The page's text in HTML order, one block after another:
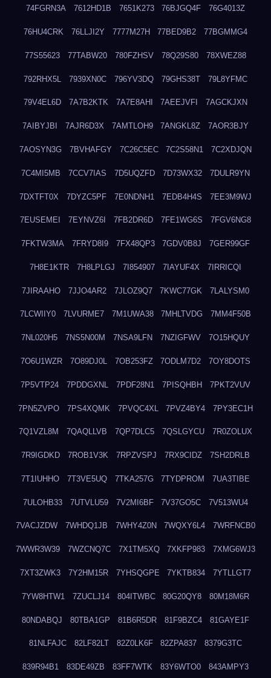
74FGRN3A 7612HD1B 7651K273 76BJGQ4F 76G4013Z
76HU4CRK 76LLJI2Y 7777M27H 77BED9B2 77BGMMG4
77S55623 77TABW20 780FZHSV 78Q29S80 78XWEZ88
792RHX5L 7939XN0C 796YV3DQ 79GHS38T 79L8YFMC
79V4EL6D 7A7B2KTK 7A7E8AHI 7AEEJVFI 7AGCKJXN
7AIBYJBI 7AJR6D3X 7AMTLOH9 7ANGKL8Z 7AOR3BJY
7AOSYN3G 7BVHAFGY 7C26C5EC 7C2S58N1 7C2XDJQN
7C4MI5MB 7CCV7IAS 7D5UQZFD 7D73WX32 7DULR9YN
7DXTFT0X 7DYZC5PF 7E0NDNH1 7EDB4H4S 7EE3M9WJ
7EUSEMEI 7EYNVZ6I 7FB2DR6D 7FE1WG6S 7FGV6NG8
7FKTW3MA 7FRYD8I9 7FX48QP3 7GDV0B8J 7GER99GF
7H8E1KTR 7H8LPLGJ 7I854907 7IAYUF4X 7IRRICQI
7JIRAAHO 7JJO4AR2 7JLOZ9Q7 7KWC77GK 7LALYSM0
7LCWIIY0 7LVURME7 7M1UWA38 7MHLTVDG 7MM4F50B
7NL020H5 7NS5N00M 7NSA9LFN 7NZIGFWV 7O15HQUY
7O6U1WZR 7O89DJ0L 7OB253FZ 7ODLM7D2 7OY8DOTS
7P5VTP24 7PDDGXNL 7PDF28N1 7PISQHBH 7PKT2VUV
7PN5ZVPO 7PS4XQMK 7PVQC4XL 7PVZ4BY4 7PY3EC1H
7Q1VZL8M 7QAQLLVB 7QP7DLC5 7QSLGYCU 7R0ZOLUX
7R9IGDKD 7ROB1V3K 7RPZVSPJ 7RX9CIDZ 7SH2DRLB
7T1IUHHO 7T3VE5UQ 7TKA257G 7TYDPROM 7UA3TIBE
7ULOHB33 7UTVLU59 7V2MI6BF 7V37GO5C 7V513WU4
7VACJZDW 7WHDQ1JB 7WHY4Z0N 7WQXY6L4 7WRFNCB0
7WWR3W39 7WZCNQ7C 7X1TM5XQ 7XKFP983 7XMG6WJ3
7XT3ZWK3 7Y2HM15R 7YHSQGPE 7YKTB834 7YTLLGT7
7YW8HTW1 7ZUCLJ14 804ITWBC 80G20QY8 80M18M6R
80NDABQJ 80TBA1GP 81B6R5DR 81F9BZC4 81GAYE1F
81NLFAJC 82LF82LT 82Z0LK6F 82ZPA837 8379G3TC
839R94B1 83DE49ZB 83FF7WTK 83Y6WTO0 843AMPY3